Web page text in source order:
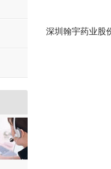
深圳翰宇药业股